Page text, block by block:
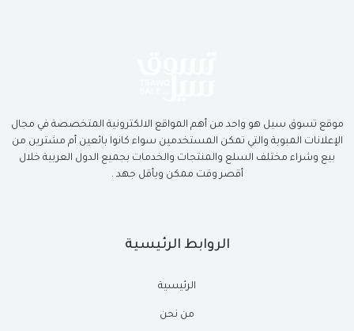
موقع تسوق سيل هو واحد من أهم المواقع الالكترونية المتخصصة في مجال
الإعلانات المبوبة والتي تمكن المستخدمين سواء كانوا بائعين أم مشترين من
بيع وشراء مختلف السلع والمنتجات والخدمات بجميع الدول العربية خلال
أقصر وقت ممكن وبأقل جهد .
الروابط الرئيسية
الرئيسية
من نحن